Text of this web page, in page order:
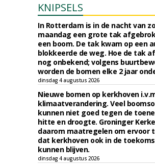
KNIPSELS
In Rotterdam is in de nacht van
maandag een grote tak
een boom. De tak kwam op een
blokkeerde de weg. Hoe de tak
nog onbekend; volgens
worden de bomen elke 2 jaar
dinsdag 4 augustus 2026
Nieuwe bomen op kerkhoven
klimaatverandering. Veel
kunnen niet goed tegen de
hitte en droogte. Groninger
daarom maatregelen om ervoor
dat kerkhoven ook in de
kunnen blijven.
dinsdag 4 augustus 2026